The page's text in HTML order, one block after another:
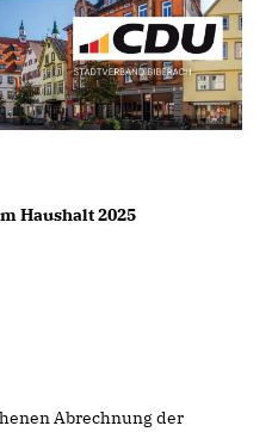
Haushalt 2025
Abrechnung der